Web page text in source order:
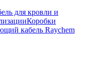
для кровли и
Коробки
кабель Raychem